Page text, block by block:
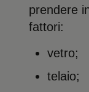
prendere
fattori:
vetro;
telaio;